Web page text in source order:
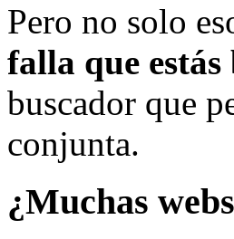
Pero no solo
falla que estás
buscador que
conjunta.
¿Muchas